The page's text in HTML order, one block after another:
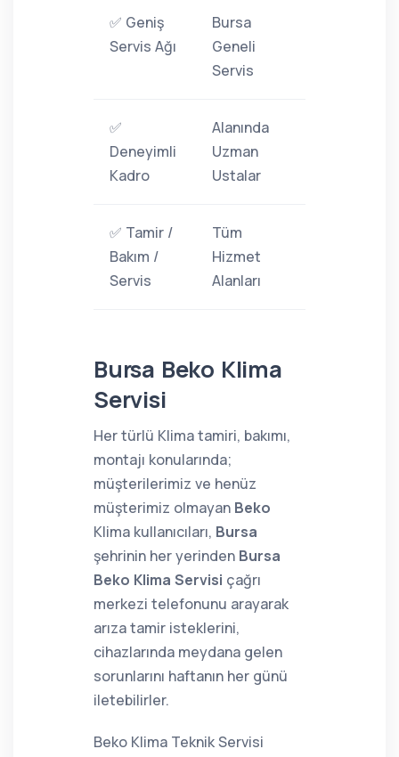
✅ Geniş
Servis Ağı
Bursa
Geneli
Servis
✅
Deneyimli
Kadro
Alanında
Uzman
Ustalar
✅ Tamir /
Bakım /
Servis
Tüm
Hizmet
Alanları
Bursa Beko Klima
Servisi
Her türlü Klima tamiri, bakımı,
montajı konularında;
müşterilerimiz ve henüz
müşterimiz olmayan Beko
Klima kullanıcıları, Bursa
şehrinin her yerinden Bursa
Beko Klima Servisi çağrı
merkezi telefonunu arayarak
arıza tamir isteklerini,
cihazlarında meydana gelen
sorunlarını haftanın her günü
iletebilirler.
Beko Klima Teknik Servisi